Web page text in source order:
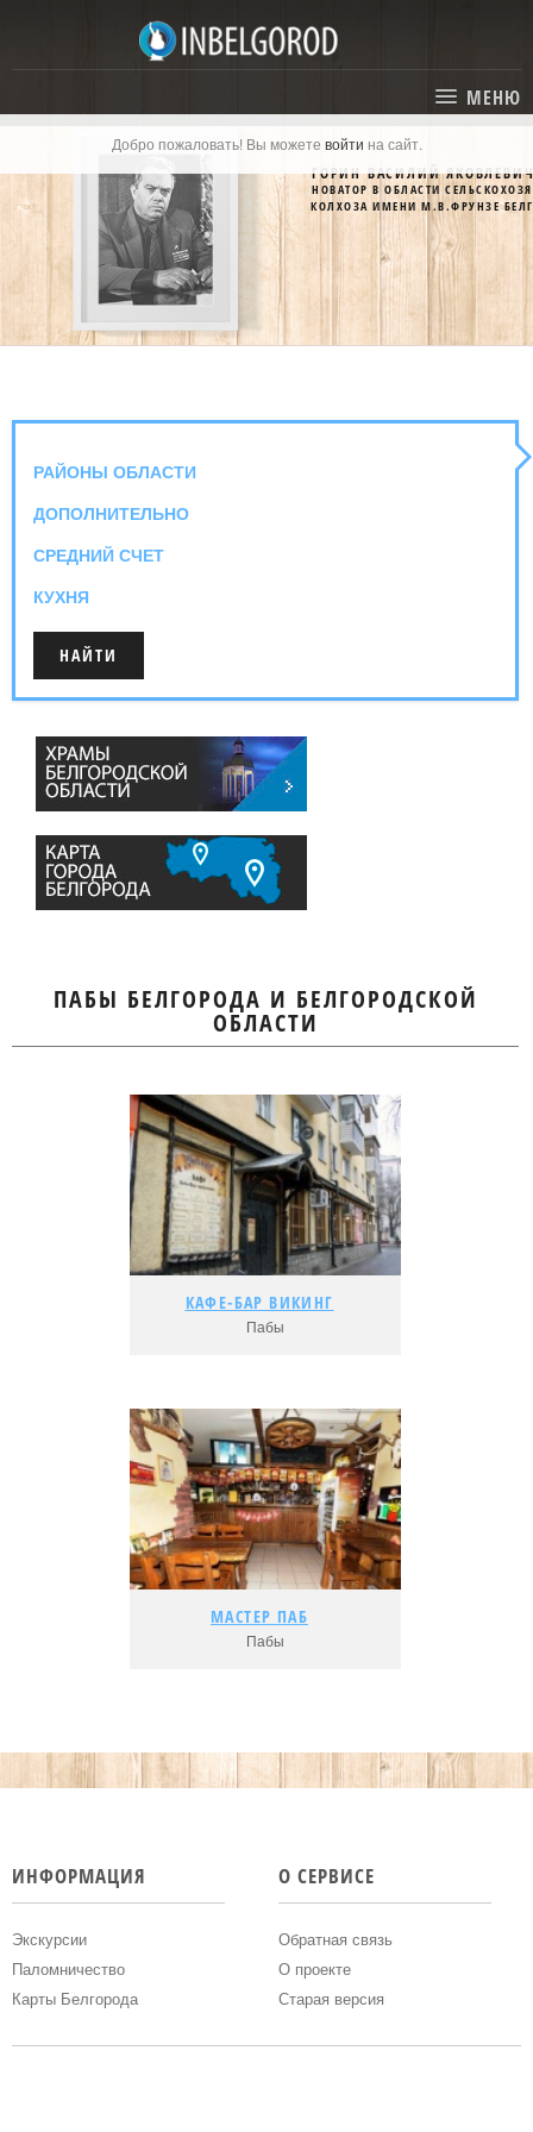
МЕНЮ
ГЛАВНАЯ
СТАТЬИ
КАТАЛОГ
ГОСТИНИЦЫ И ОТЕЛИ
ЭКСКУРСИИ
СОБЫТИЯ
КАРТА
Добро пожаловать! Вы можете войти на сайт.
ГОРИН ВАСИЛИЙ
НОВАТОР В ОБЛАСТИ
КОЛХОЗА ИМЕНИ М.В.ФРУНЗЕ
РАЙОНЫ ОБЛАСТИ
ДОПОЛНИТЕЛЬНО
СРЕДНИЙ СЧЕТ
КУХНЯ
ПАБЫ БЕЛГОРОДА И БЕЛГОРОДСКОЙ
ОБЛАСТИ
КАФЕ-БАР ВИКИНГ
Пабы
КАФЕ-БАР ВИКИНГ
Подробнее...
Адрес:
Рейтинг:
МАСТЕР ПАБ
Пабы
МАСТЕР ПАБ
Подробнее...
ИНФОРМАЦИЯ
Экскурсии
Паломничество
Карты Белгорода
О СЕРВИСЕ
Обратная связь
О проекте
Старая версия